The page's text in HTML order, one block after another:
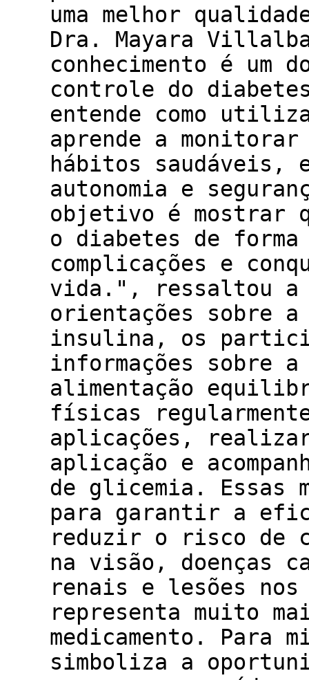
uma melhor
Dra. Mayara
conhecimento é um
controle do
entende como
aprende a
hábitos saudáveis,
autonomia e
objetivo é mostrar
o diabetes de
complicações e
vida.", ressaltou a
orientações sobre
insulina, os
informações sobre
alimentação
físicas
aplicações,
aplicação e
de glicemia. Essas
para garantir a
reduzir o risco de
na visão, doenças
renais e lesões
representa muito
medicamento. Para
simboliza a